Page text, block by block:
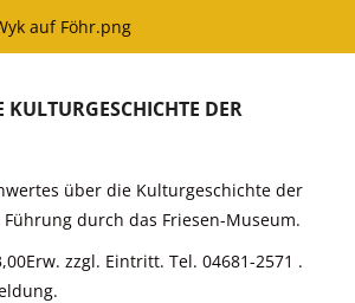
DER
über die Kulturgeschichte der
durch das Friesen-Museum.
zzgl. Eintritt. Tel. 04681-2571 .